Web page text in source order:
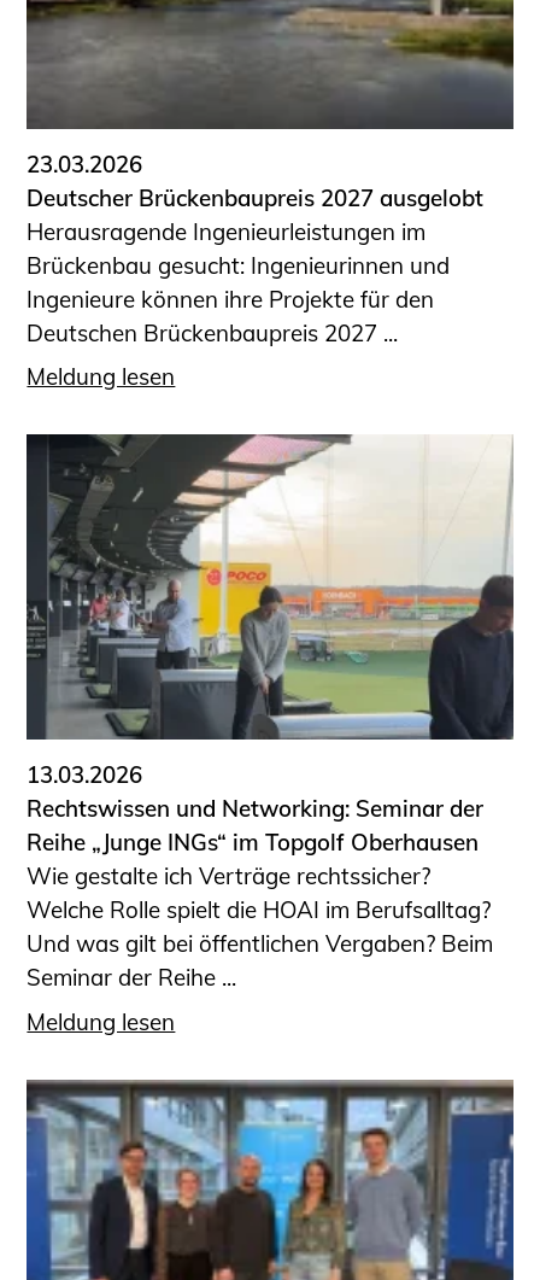
23.03.2026
Deutscher Brückenbaupreis 2027 ausgelobt
Herausragende Ingenieurleistungen im
Brückenbau gesucht: Ingenieurinnen und
Ingenieure können ihre Projekte für den
Deutschen Brückenbaupreis 2027 ...
Meldung lesen
13.03.2026
Rechtswissen und Networking: Seminar der
Reihe „Junge INGs“ im Topgolf Oberhausen
Wie gestalte ich Verträge rechtssicher?
Welche Rolle spielt die HOAI im Berufsalltag?
Und was gilt bei öffentlichen Vergaben? Beim
Seminar der Reihe ...
Meldung lesen